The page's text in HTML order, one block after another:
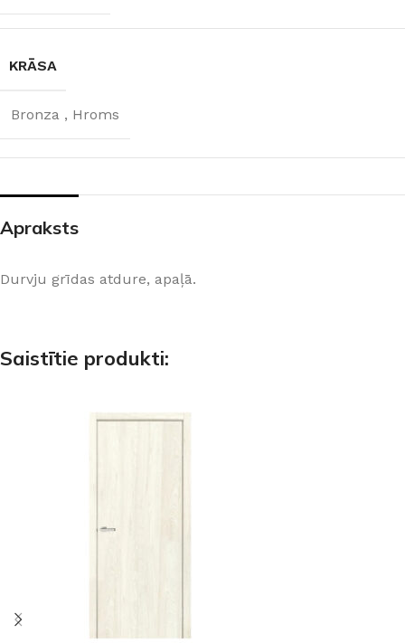
KRĀSA
Bronza , Hroms
Apraksts
Durvju grīdas atdure, apaļā.
Saistītie produkti: